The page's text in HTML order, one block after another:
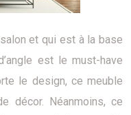
et qui est à la base
est le must-have
le design, ce meuble
décor. Néanmoins, ce